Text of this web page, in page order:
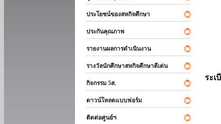
ประโยชน์ของสหกิจศึกษา
ประกันคุณภาพ
รายงานผลการดำเนินงาน
รางวัลนักศึกษาสหกิจศึกษาดีเด่น
กิจกรรม 5ส.
ดาวน์โหลดแบบฟอร์ม
ติดต่อศูนย์ฯ
ระเ